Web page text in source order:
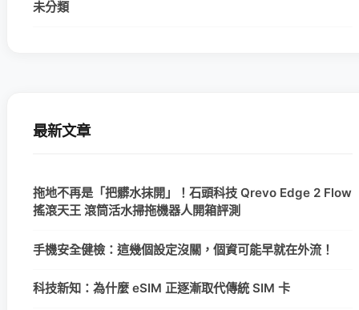
未分類
最新文章
拖地不再是「把髒水抹開」！石頭科技 Qrevo Edge 2 Flow
搖滾天王 滾筒活水掃拖機器人開箱評測
手機安全健檢：這幾個設定沒關，個資可能早就在外流！
科技新知：為什麼 eSIM 正逐漸取代傳統 SIM 卡